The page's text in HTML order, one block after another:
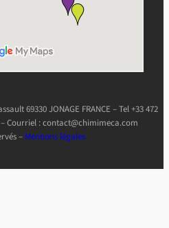
69330 JONAGE FRANCE – Tel +33 472
– Courriel : contact@chimimeca.com
– Mentions légales